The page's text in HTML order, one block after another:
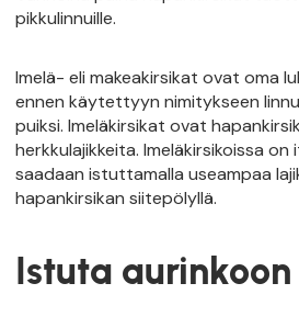
pikkulinnuille.
Imelä- eli makeakirsikat ovat oma
ennen käytettyyn nimitykseen
puiksi. Imeläkirsikat ovat
herkkulajikkeita. Imeläkirsikoissa
saadaan istuttamalla useampaa
hapankirsikan siitepölyllä.
Istuta aurinkoon